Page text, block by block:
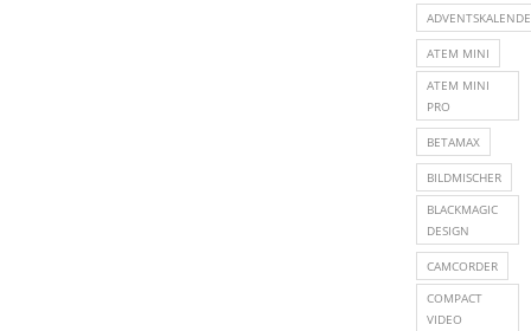
ATEM MINI
ATEM MINI
PRO
BETAMAX
BILDMISCHER
BLACKMAGIC
DESIGN
CAMCORDER
COMPACT
VIDEO